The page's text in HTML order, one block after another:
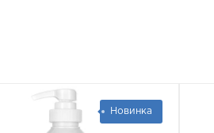
Новинка